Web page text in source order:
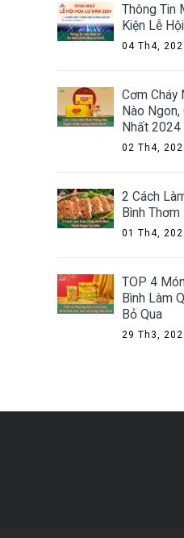
Thông Tin
Kiện Lễ
04 Th4,
Cơm Cháy
Nào
Nhất 2024
02 Th4,
2 Cách
Bình
01 Th4,
TOP 4
Bình Làm
Bỏ Qua
29 Th3,